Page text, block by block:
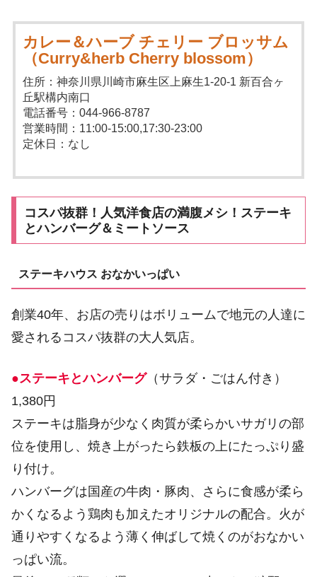
カレー＆ハーブ チェリー ブロッサム
（Curry&herb Cherry blossom）
住所：神奈川県川崎市麻生区上麻生1-20-1 新百合ヶ
丘駅構内南口
電話番号：044-966-8787
営業時間：11:00-15:00,17:30-23:00
定休日：なし
コスパ抜群！人気洋食店の満腹メシ！ステーキ
とハンバーグ＆ミートソース
ステーキハウス おなかいっぱい
創業40年、お店の売りはボリュームで地元の人達に
愛されるコスパ抜群の大人気店。
●ステーキとハンバーグ（サラダ・ごはん付き）
1,380円
ステーキは脂身が少なく肉質が柔らかいサガリの部
位を使用し、焼き上がったら鉄板の上にたっぷり盛
り付け。
ハンバーグは国産の牛肉・豚肉、さらに食感が柔ら
かくなるよう鶏肉も加えたオリジナルの配合。火が
通りやすくなるよう薄く伸ばして焼くのがおなかい
っぱい流。